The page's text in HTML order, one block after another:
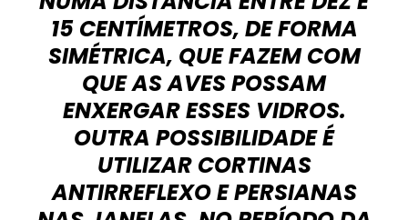
15 CENTÍMETROS, DE FORMA
SIMÉTRICA, QUE FAZEM COM
QUE AS AVES POSSAM
ENXERGAR ESSES VIDROS.
OUTRA POSSIBILIDADE É
UTILIZAR CORTINAS
ANTIRREFLEXO E PERSIANAS